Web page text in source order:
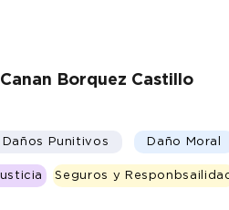
Borquez Castillo
Daños Punitivos Daño Moral
Seguros y